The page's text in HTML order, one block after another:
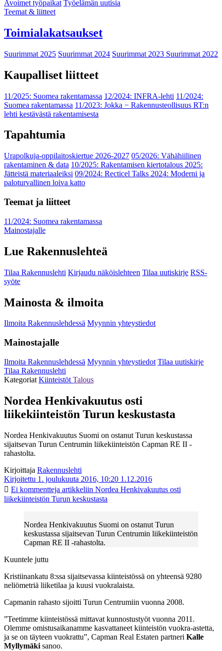
Avoimet työpaikat Työelämän uutisia
Teemat & liitteet
Toimialakatsaukset
Suurimmat 2025 Suurimmat 2024 Suurimmat 2023 Suurimmat 2022
Kaupalliset liitteet
11/2025: Suomea rakentamassa 12/2024: INFRA-lehti 11/2024:
Suomea rakentamassa 11/2023: Jokka − Rakennusteollisuus RT:n
lehti kestävästä rakentamisesta
Tapahtumia
Urapolkuja-oppilaitoskiertue 2026-2027 05/2026: Vähähiilinen
rakentaminen & data 10/2025: Rakentamisen kiertotalous 2025:
Jätteistä materiaaleiksi 09/2024: Recticel Talks 2024: Moderni ja
paloturvallinen loiva katto
Teemat ja liitteet
11/2024: Suomea rakentamassa
Mainostajalle
Lue Rakennuslehteä
Tilaa Rakennuslehti Kirjaudu näköislehteen Tilaa uutiskirje RSS-
syöte
Mainosta & ilmoita
Ilmoita Rakennuslehdessä Myynnin yhteystiedot
Mainostajalle
Ilmoita Rakennuslehdessä Myynnin yhteystiedot Tilaa uutiskirje
Tilaa Rakennuslehti
Kategoriat Kiinteistöt Talous
Nordea Henkivakuutus osti
liikekiinteistön Turun keskustasta
Nordea Henkivakuutus Suomi on ostanut Turun keskustassa
sijaitsevan Turun Centrumin liikekiinteistön Capman RE II -
rahastolta.
Kirjoittaja Rakennuslehti
Kirjoitettu 1. joulukuuta 2016, 10:20 1.12.2016
Ei kommentteja artikkeliin Nordea Henkivakuutus osti
liikekiinteistön Turun keskustasta
Nordea Henkivakuutus Suomi on ostanut Turun
keskustassa sijaitsevan Turun Centrumin liikekiinteistön
Capman RE II -rahastolta.
Kuuntele juttu
Kristiinankatu 8:ssa sijaitsevassa kiinteistössä on yhteensä 9280
neliömetriä liiketilaa ja kuusi vuokralaista.
Capmanin rahasto sijoitti Turun Centrumiin vuonna 2008.
”Teetimme kiinteistössä mittavat kunnostustyöt vuonna 2011.
Olemme omistusaikanamme kasvattaneet kiinteistön vuokra-astetta,
ja se on täyteen vuokrattu”, Capman Real Estaten partneri Kalle
Myllymäki sanoo.